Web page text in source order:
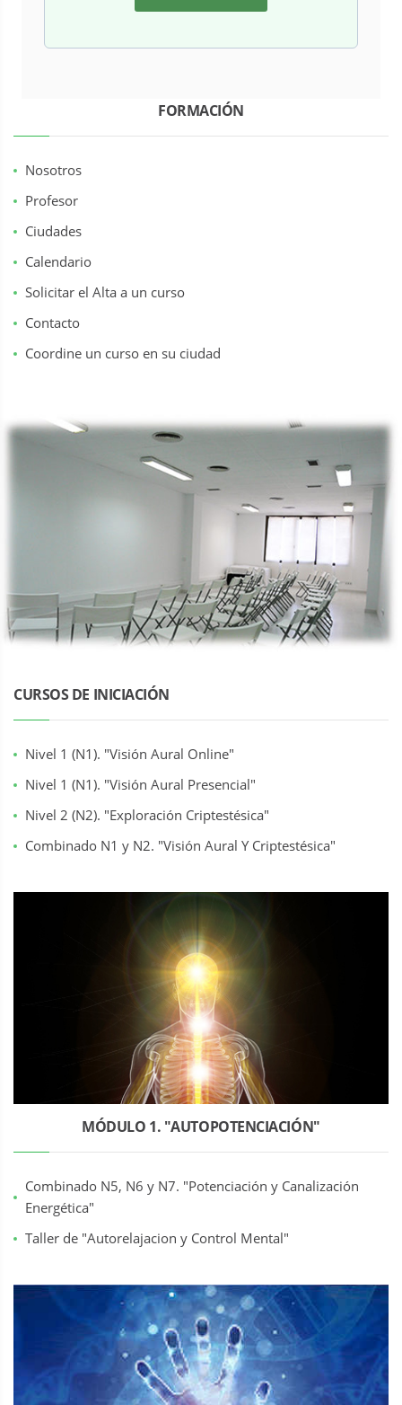
FORMACIÓN
Nosotros
Profesor
Ciudades
Calendario
Solicitar el Alta a un curso
Contacto
Coordine un curso en su ciudad
CURSOS DE INICIACIÓN
Nivel 1 (N1). "Visión Aural Online"
Nivel 1 (N1). "Visión Aural Presencial"
Nivel 2 (N2). "Exploración Criptestésica"
Combinado N1 y N2. "Visión Aural Y Criptestésica"
MÓDULO 1. "AUTOPOTENCIACIÓN"
Combinado N5, N6 y N7. "Potenciación y Canalización
Energética"
Taller de "Autorelajacion y Control Mental"